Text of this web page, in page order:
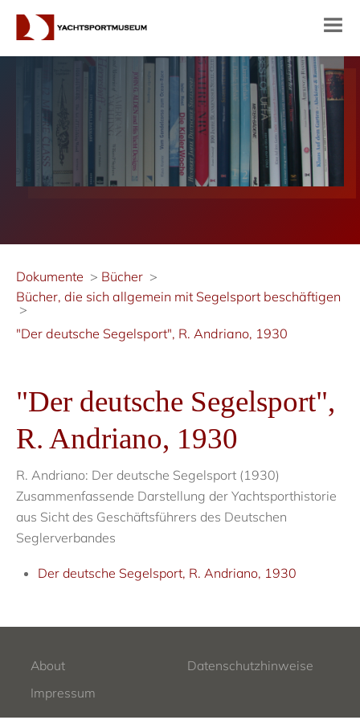
Dokumente
Bücher
Bücher, die sich allgemein mit Segelsport beschäftigen
"Der deutsche Segelsport", R. Andriano, 1930
"Der deutsche Segelsport",
R. Andriano, 1930
R. Andriano: Der deutsche Segelsport (1930)
Zusammenfassende Darstellung der Yachtsporthistorie
aus Sicht des Geschäftsführers des Deutschen
Seglerverbandes
Der deutsche Segelsport, R. Andriano, 1930
About
Datenschutzhinweise
Impressum